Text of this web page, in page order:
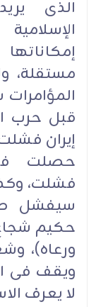
الذی
مستقلة،
قبل حرب
إیران
حصلت
فشلت،
سیفشل
حکیم
ورعاه)،
ویقف فی
لا یعرف